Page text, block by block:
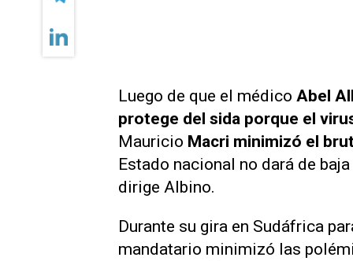
Luego de que el médico Abel
protege del sida porque el
Mauricio Macri minimizó el
Estado nacional no dará de
dirige Albino.
Durante su gira en Sudáfrica
mandatario minimizó las